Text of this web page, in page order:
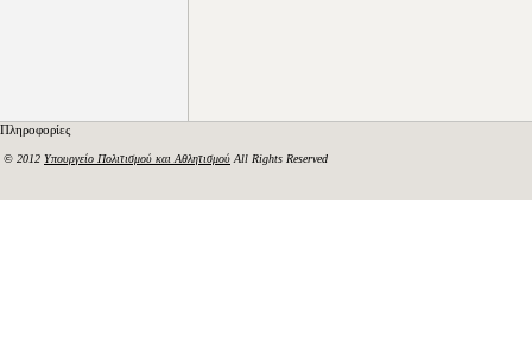
Πληροφορίες
© 2012 Υπουργείο Πολιτισμού και Αθλητισμού All Rights Reserved